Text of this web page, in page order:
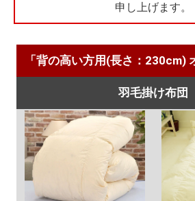
申し上げます。